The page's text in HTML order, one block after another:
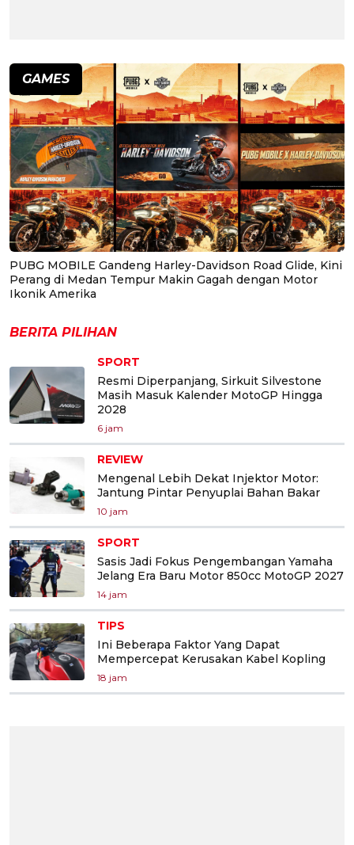
GAMES
PUBG MOBILE Gandeng Harley-Davidson Road Glide, Kini
Perang di Medan Tempur Makin Gagah dengan Motor
Ikonik Amerika
BERITA PILIHAN
SPORT
Resmi Diperpanjang, Sirkuit Silvestone
Masih Masuk Kalender MotoGP Hingga
2028
6 jam
REVIEW
Mengenal Lebih Dekat Injektor Motor:
Jantung Pintar Penyuplai Bahan Bakar
10 jam
SPORT
Sasis Jadi Fokus Pengembangan Yamaha
Jelang Era Baru Motor 850cc MotoGP 2027
14 jam
TIPS
Ini Beberapa Faktor Yang Dapat
Mempercepat Kerusakan Kabel Kopling
18 jam